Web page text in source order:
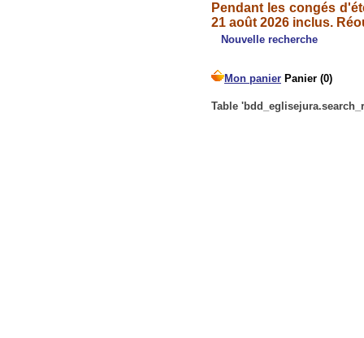
Pendant les congés
21 août 2026 inclus.
Nouvelle recherche
Table